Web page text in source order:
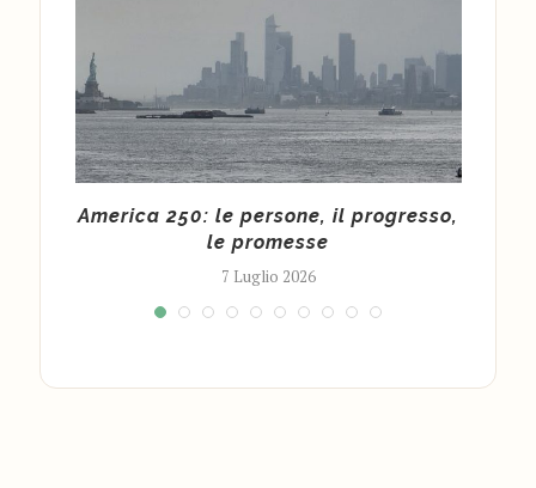
America 250: le persone, il progresso,
le promesse
7 Luglio 2026